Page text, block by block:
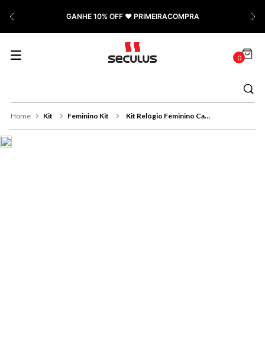
GANHE 10% OFF ❤️ PRIMEIRACOMPRA
0
Kit Feminino Kit Kit Relógio Feminino Casual Rose Gold
9º